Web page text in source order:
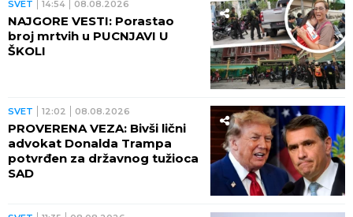
SVET 09:07
UPOZORENJE ZA SRPSKE
TURISTE! U ovom delu Grčke
aktiviran je CRVENI ALARM!
SVET 07:27
MAĐAR OTKRIO KOGA ŽELI ZA
PREDSEDNIKA MAĐARSKE!
Bivši šef Vrhovnog suda
prihvatio nominaciju Tise!